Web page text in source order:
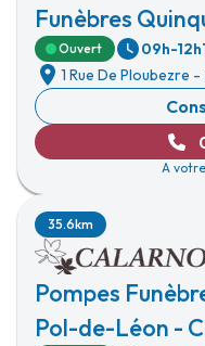
Funèbres
Ouvert 09h-12h
1 Rue De Ploubezre -
A
Pompes
Pol-de-Léon -
35.6km